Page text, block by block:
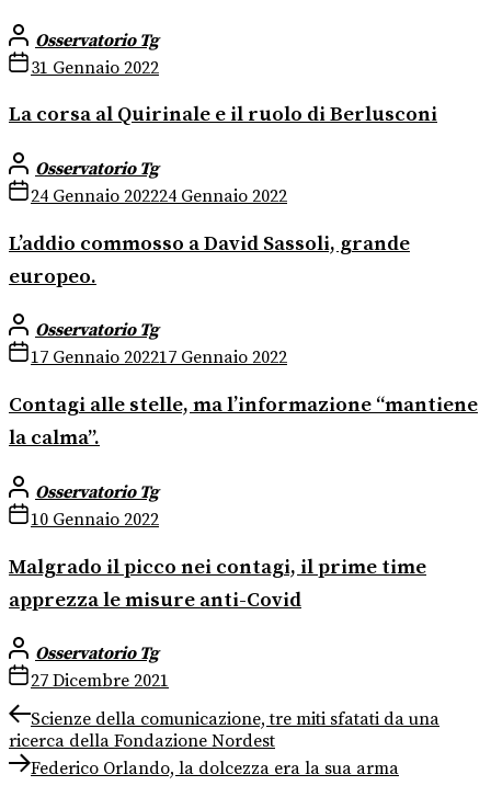
Osservatorio Tg
31 Gennaio 2022
La corsa al Quirinale e il ruolo di Berlusconi
Osservatorio Tg
24 Gennaio 202224 Gennaio 2022
L’addio commosso a David Sassoli, grande
europeo.
Osservatorio Tg
17 Gennaio 202217 Gennaio 2022
Contagi alle stelle, ma l’informazione “mantiene
la calma”.
Osservatorio Tg
10 Gennaio 2022
Malgrado il picco nei contagi, il prime time
apprezza le misure anti-Covid
Osservatorio Tg
27 Dicembre 2021
Navigazione
articoli
Previous
post:
Scienze della comunicazione, tre miti sfatati da una
ricerca della Fondazione Nordest
Next
Federico Orlando, la dolcezza era la sua arma